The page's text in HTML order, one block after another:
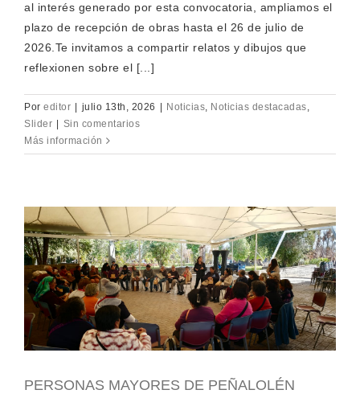
al interés generado por esta convocatoria, ampliamos el
plazo de recepción de obras hasta el 26 de julio de
2026.Te invitamos a compartir relatos y dibujos que
reflexionen sobre el [...]
Por editor julio 13th, 2026 Noticias, Noticias destacadas,
Slider
Sin comentarios
Más información
PERSONAS MAYORES DE PEÑALOLÉN